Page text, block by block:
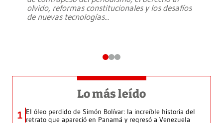
olvido, reformas constitucionales y los desafíos
de nuevas tecnologías...
Lo más leído
1 El óleo perdido de Simón Bolívar: la increíble historia del
retrato que apareció en Panamá y regresó a Venezuela